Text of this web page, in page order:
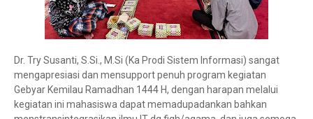
Dr. Try Susanti, S.Si., M.Si (Ka Prodi Sistem Informasi) sangat
mengapresiasi dan mensupport penuh program kegiatan
Gebyar Kemilau Ramadhan 1444 H, dengan harapan melalui
kegiatan ini mahasiswa dapat memadupadankan bahkan